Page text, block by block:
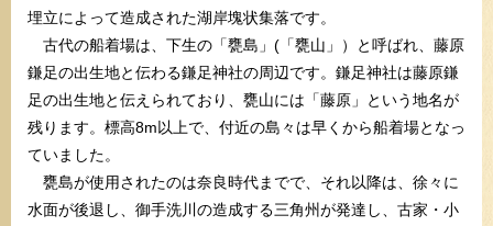
埋立によって造成された湖岸塊状集落です。
古代の船着場は、下生の「甕島」(「甕山」）と呼ばれ、藤原
鎌足の出生地と伝わる鎌足神社の周辺です。鎌足神社は藤原鎌
足の出生地と伝えられており、甕山には「藤原」という地名が
残ります。標高8m以上で、付近の島々は早くから船着場となっ
ていました。
甕島が使用されたのは奈良時代までで、それ以降は、徐々に
水面が後退し、御手洗川の造成する三角州が発達し、古家・小